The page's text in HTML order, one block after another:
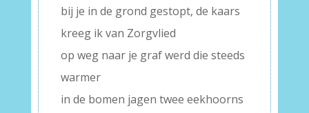
bij je in de grond gestopt, de kaars
kreeg ik van Zorgvlied
op weg naar je graf werd die steeds
warmer
in de bomen jagen twee eekhoorns